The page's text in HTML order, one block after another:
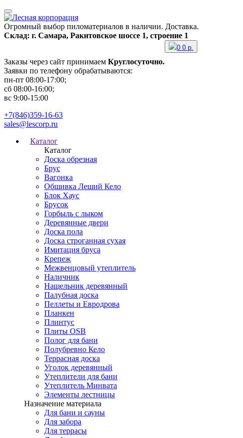
Огромный выбор пиломатериалов в наличии. Доставка.
Склад: г. Самара, Ракитовское шоссе 1, строение 1
Заказы через сайт принимаем Круглосуточно.
Заявки по телефону обрабатываются:
пн-пт 08:00-17:00;
сб 08:00-16:00;
вс 9:00-15:00
0 0 р.
+7(846)359-16-63
sales@lescorp.ru
Каталог
Каталог
Доска обрезная
Брус
Вагонка
Обшивка Леший Кело
Блок Хаус
Брусок
Горбыль с лыком
Деревянные двери
Доска пола
Доска строганная сухая
Имитация бруса
Крепеж
Межвенцовый утеплитель
Наличник
Нащельник деревянный
Палубная доска
Пеллеты и Евродрова
Планкен
Плинтус
Плиты OSB
Полог для бани
Полубревно Кело
Террасная доска
Уголок деревянный
Утеплители для бани
Утеплитель Минвата
Элементы лестницы
Назначение материала
Для бани и сауны
Для забора
Для террасы